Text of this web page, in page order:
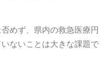
めず、県内の救急医療円
ないことは大きな課題で